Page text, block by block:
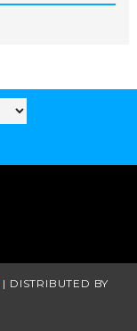
| DISTRIBUTED BY